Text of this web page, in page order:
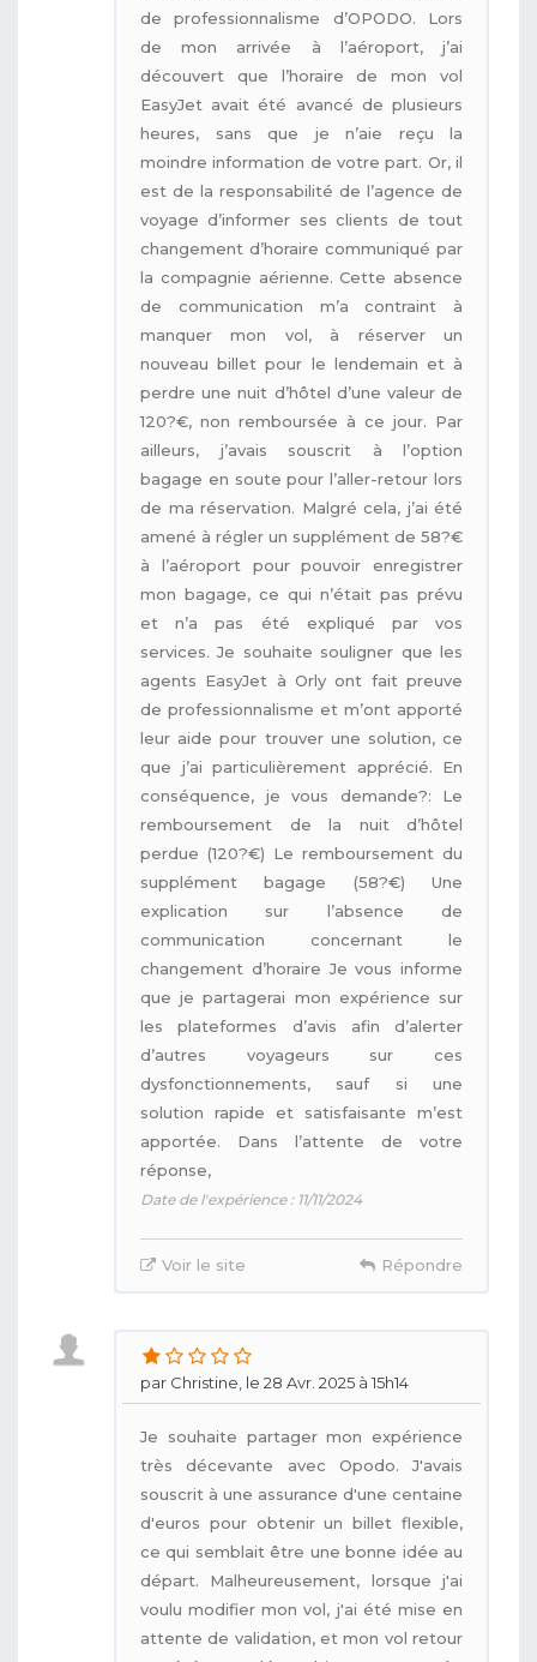
de professionnalisme d’OPODO. Lors
de mon arrivée à l’aéroport, j’ai
découvert que l’horaire de mon vol
EasyJet avait été avancé de plusieurs
heures, sans que je n’aie reçu la
moindre information de votre part. Or, il
est de la responsabilité de l’agence de
voyage d’informer ses clients de tout
changement d’horaire communiqué par
la compagnie aérienne. Cette absence
de communication m’a contraint à
manquer mon vol, à réserver un
nouveau billet pour le lendemain et à
perdre une nuit d’hôtel d’une valeur de
120?€, non remboursée à ce jour. Par
ailleurs, j’avais souscrit à l’option
bagage en soute pour l’aller-retour lors
de ma réservation. Malgré cela, j’ai été
amené à régler un supplément de 58?€
à l’aéroport pour pouvoir enregistrer
mon bagage, ce qui n’était pas prévu
et n’a pas été expliqué par vos
services. Je souhaite souligner que les
agents EasyJet à Orly ont fait preuve
de professionnalisme et m’ont apporté
leur aide pour trouver une solution, ce
que j’ai particulièrement apprécié. En
conséquence, je vous demande?: Le
remboursement de la nuit d’hôtel
perdue (120?€) Le remboursement du
supplément bagage (58?€) Une
explication sur l’absence de
communication concernant le
changement d’horaire Je vous informe
que je partagerai mon expérience sur
les plateformes d’avis afin d’alerter
d’autres voyageurs sur ces
dysfonctionnements, sauf si une
solution rapide et satisfaisante m’est
apportée. Dans l’attente de votre
réponse,
Date de l'expérience : 11/11/2024
Voir le site Répondre
par Christine, le 28 Avr. 2025 à 15h14
Je souhaite partager mon expérience
très décevante avec Opodo. J'avais
souscrit à une assurance d'une centaine
d'euros pour obtenir un billet flexible,
ce qui semblait être une bonne idée au
départ. Malheureusement, lorsque j'ai
voulu modifier mon vol, j'ai été mise en
attente de validation, et mon vol retour